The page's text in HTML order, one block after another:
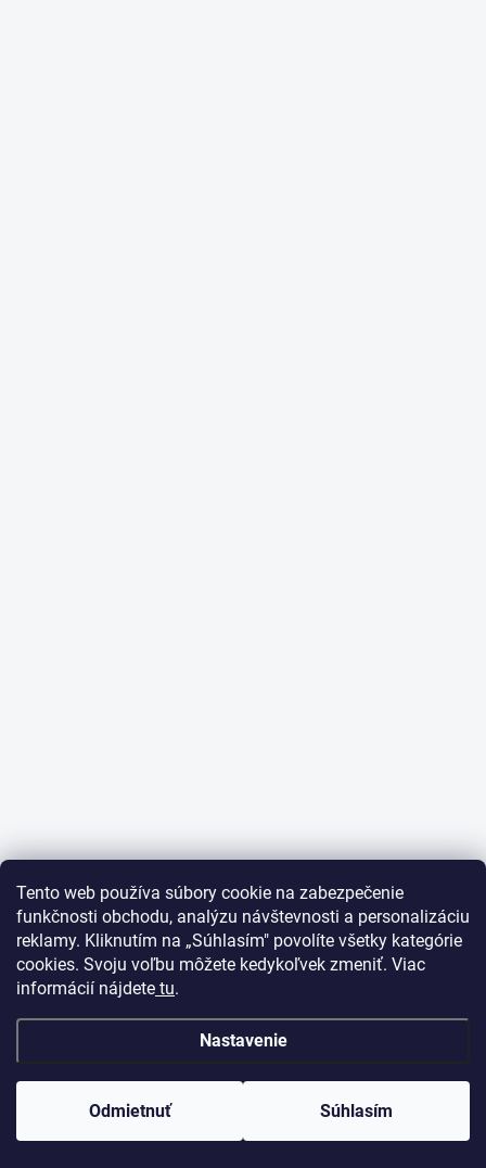
Tento web používa súbory cookie na zabezpečenie
funkčnosti obchodu, analýzu návštevnosti a personalizáciu
reklamy. Kliknutím na „Súhlasím" povolíte všetky kategórie
cookies. Svoju voľbu môžete kedykoľvek zmeniť. Viac
informácií nájdete tu.
Nastavenie
Odmietnuť Súhlasím